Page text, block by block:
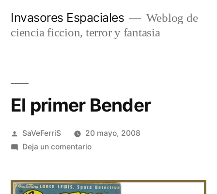
Invasores Espaciales
Weblog de
ciencia ficcion, terror y fantasia
El primer Bender
Publicado
por
SaVeFerriS
20 mayo, 2008
Deja un comentarioen
Bender